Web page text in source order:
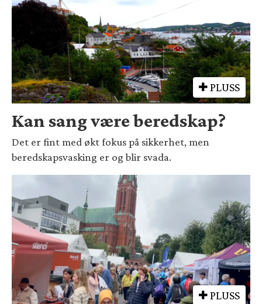
PLUSS
Kan sang være beredskap?
Det er fint med økt fokus på sikkerhet, men
beredskapsvasking er og blir svada.
PLUSS